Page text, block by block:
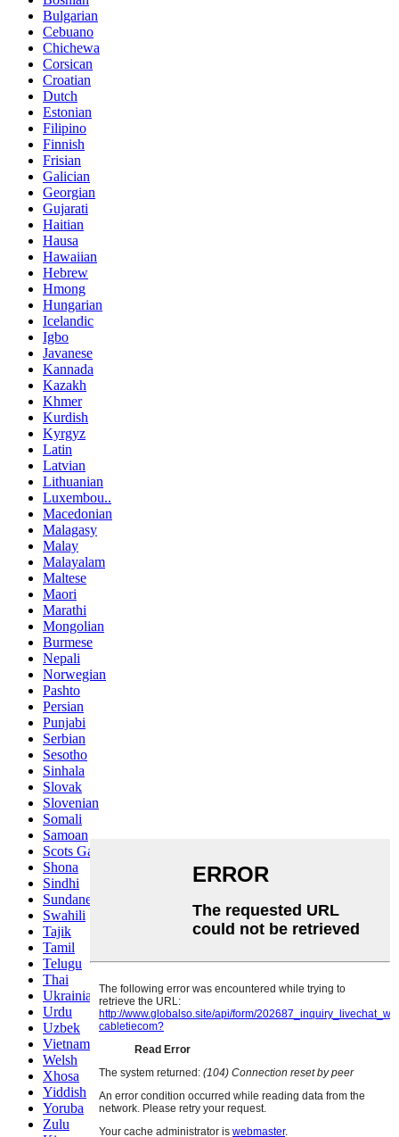
Bulgarian
Cebuano
Chichewa
Corsican
Croatian
Dutch
Estonian
Filipino
Finnish
Frisian
Galician
Georgian
Gujarati
Haitian
Hausa
Hawaiian
Hebrew
Hmong
Hungarian
Icelandic
Igbo
Javanese
Kannada
Kazakh
Khmer
Kurdish
Kyrgyz
Latin
Latvian
Lithuanian
Luxembou..
Macedonian
Malagasy
Malay
Malayalam
Maltese
Maori
Marathi
Mongolian
Burmese
Nepali
Norwegian
Pashto
Persian
Punjabi
Serbian
Sesotho
Sinhala
Slovak
Slovenian
Somali
Samoan
Scots Gaelic
Shona
Sindhi
Sundanese
Swahili
Tajik
Tamil
Telugu
Thai
Ukrainian
Urdu
Uzbek
Vietnamese
Welsh
Xhosa
Yiddish
Yoruba
Zulu